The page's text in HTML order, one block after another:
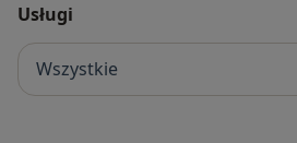
Usługi
Wszystkie